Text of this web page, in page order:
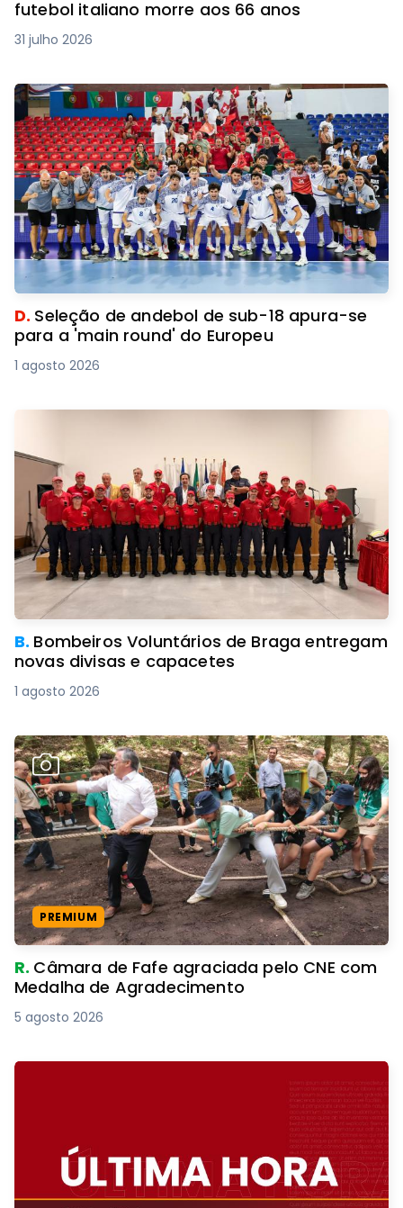
futebol italiano morre aos 66 anos
31 julho 2026
D. Seleção de andebol de sub-18 apura-se
para a 'main round' do Europeu
1 agosto 2026
B. Bombeiros Voluntários de Braga entregam
novas divisas e capacetes
1 agosto 2026
PREMIUM
R. Câmara de Fafe agraciada pelo CNE com
Medalha de Agradecimento
5 agosto 2026